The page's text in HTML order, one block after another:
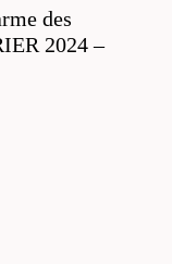
des
2024 –